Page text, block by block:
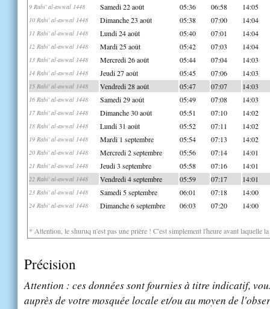
9 Rabi' al-awwal 1448 Samedi 22 août 05:36 06:58 14:05
10 Rabi' al-awwal 1448 Dimanche 23 août 05:38 07:00 14:04
11 Rabi' al-awwal 1448 Lundi 24 août 05:40 07:01 14:04
12 Rabi' al-awwal 1448 Mardi 25 août 05:42 07:03 14:04
13 Rabi' al-awwal 1448 Mercredi 26 août 05:44 07:04 14:03
14 Rabi' al-awwal 1448 Jeudi 27 août 05:45 07:06 14:03
15 Rabi' al-awwal 1448 Vendredi 28 août 05:47 07:07 14:03
16 Rabi' al-awwal 1448 Samedi 29 août 05:49 07:08 14:03
17 Rabi' al-awwal 1448 Dimanche 30 août 05:51 07:10 14:02
18 Rabi' al-awwal 1448 Lundi 31 août 05:52 07:11 14:02
19 Rabi' al-awwal 1448 Mardi 1 septembre 05:54 07:13 14:02
20 Rabi' al-awwal 1448 Mercredi 2 septembre 05:56 07:14 14:01
21 Rabi' al-awwal 1448 Jeudi 3 septembre 05:58 07:16 14:01
22 Rabi' al-awwal 1448 Vendredi 4 septembre 05:59 07:17 14:01
23 Rabi' al-awwal 1448 Samedi 5 septembre 06:01 07:18 14:00
24 Rabi' al-awwal 1448 Dimanche 6 septembre 06:03 07:20 14:00
* Attention, le shuruq n'est pas une prière ! C'est simplement l'heure avant laquelle
Précision
Attention : ces données sont fournies à titre indicatif,
auprès de votre mosquée locale et/ou au moyen de